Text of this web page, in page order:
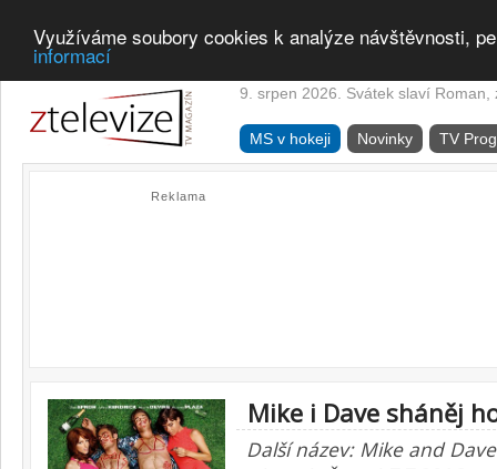
Využíváme soubory cookies k analýze návštěvnosti,
informací
9. srpen 2026. Svátek slaví Roman,
MS v hokeji Novinky TV
Reklama
Mike i Dave sháněj
Další název: Mike and